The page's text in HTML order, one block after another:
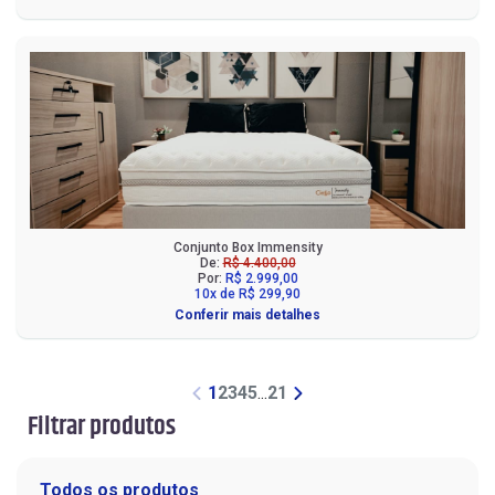
Filtrar produtos
Todos os produtos
Conjunto Box Immensity
De:R$ 4.400,00
Por: R$ 2.999,00
10x de R$ 299,90
Conferir mais detalhes
1 2345...21